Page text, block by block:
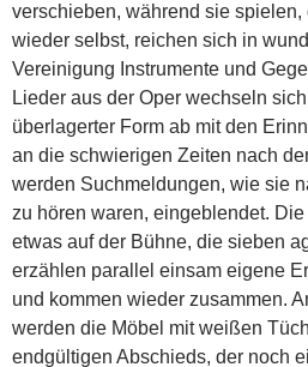
verschieben, während sie
wieder selbst, reichen sich in
Vereinigung Instrumente und
Lieder aus der Oper wechseln
überlagerter Form ab mit den
an die schwierigen Zeiten nach
werden Suchmeldungen, wie sie
zu hören waren, eingeblendet.
etwas auf der Bühne, die sieben
erzählen parallel einsam eigene
und kommen wieder zusammen.
werden die Möbel mit weißen
endgültigen Abschieds, der noch